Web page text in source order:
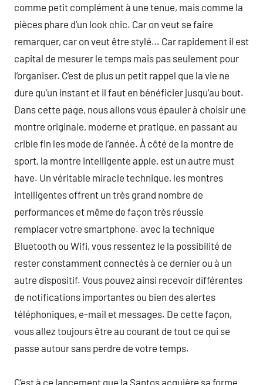
comme petit complément à une tenue, mais comme la
pièces phare d’un look chic. Car on veut se faire
remarquer, car on veut être stylé… Car rapidement il est
capital de mesurer le temps mais pas seulement pour
l’organiser. C’est de plus un petit rappel que la vie ne
dure qu’un instant et il faut en bénéficier jusqu’au bout.
Dans cette page, nous allons vous épauler à choisir une
montre originale, moderne et pratique, en passant au
crible fin les mode de l’année. À côté de la montre de
sport, la montre intelligente apple, est un autre must
have. Un véritable miracle technique, les montres
intelligentes offrent un très grand nombre de
performances et même de façon très réussie
remplacer votre smartphone. avec la technique
Bluetooth ou Wifi, vous ressentez le la possibilité de
rester constamment connectés à ce dernier ou à un
autre dispositif. Vous pouvez ainsi recevoir différentes
de notifications importantes ou bien des alertes
téléphoniques, e-mail et messages. De cette façon,
vous allez toujours être au courant de tout ce qui se
passe autour sans perdre de votre temps.
C’est à ce lancement que la Santos acquière sa forme